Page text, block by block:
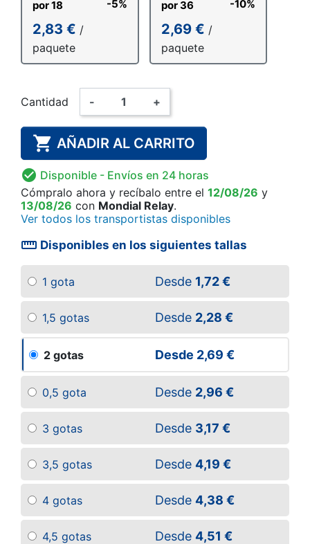
por 18 -5%
2,83 € /
paquete
por 36 -10%
2,69 € /
paquete
Cantidad - +
 AÑADIR AL CARRITO
 Disponible - Envíos en 24 horas
Cómpralo ahora y recíbalo entre el 12/08/26 y
13/08/26 con Mondial Relay.
Ver todos los transportistas disponibles
straighten Disponibles en los siguientes tallas
1 gota Desde 1,72 €
1,5 gotas Desde 2,28 €
2 gotas Desde 2,69 €
0,5 gota Desde 2,96 €
3 gotas Desde 3,17 €
3,5 gotas Desde 4,19 €
4 gotas Desde 4,38 €
4,5 gotas Desde 4,51 €